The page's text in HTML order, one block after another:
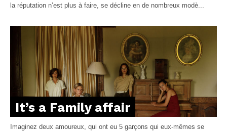
la réputation n’est plus à faire, se décline en de nombreux modè...
It’s a Family affair
Imaginez deux amoureux, qui ont eu 5 garçons qui eux-mêmes se